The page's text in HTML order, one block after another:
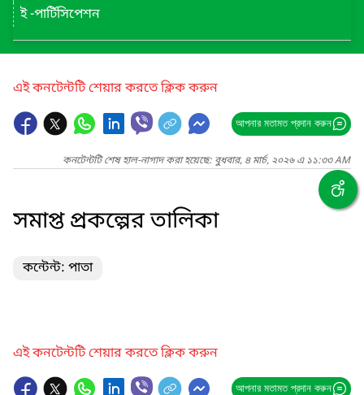
ই -পার্টিসিপেশন
এই কনটেন্টটি শেয়ার করতে ক্লিক করুন
আপনার মতামত প্রদান করুন
কনটেন্টটি শেষ হাল-নাগাদ করা হয়েছে: বুধবার, ৪ মার্চ, ২০২৬ এ ১১:৩৩ AM
সমাপ্ত প্রকল্পের তালিকা
কন্টেন্ট: পাতা
এই কনটেন্টটি শেয়ার করতে ক্লিক করুন
আপনার মতামত প্রদান করুন